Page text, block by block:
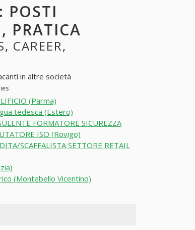
: POSTI
PRATICA
CAREER,
in altre società
(Parma)
tedesca (Estero)
FORMATORE SICUREZZA
ISO (Rovigo)
SCAFFALISTA SETTORE RETAIL
(Montebello Vicentino)